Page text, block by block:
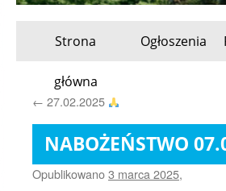
Przeskocz
treści
Strona
główna
Ogłoszenia
← 27.02.2025
NABOŻEŃSTWO
Opublikowano3 marca 2025,